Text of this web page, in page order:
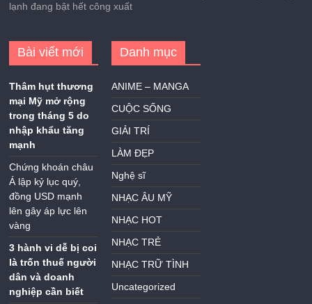
lạnh đang bật hết công xuất
Bài viết mới
Thâm hụt thương
mại Mỹ mở rộng
trong tháng 5 do
nhập khẩu tăng
mạnh
Chứng khoán châu
Á lập kỷ lục quý,
đồng USD mạnh
lên gây áp lực lên
vàng
3 hành vi dễ bị coi
là trốn thuế người
dân và doanh
nghiệp cần biết
Danh mục
ANIME – MANGA
CUỘC SỐNG
GIẢI TRÍ
LÀM ĐẸP
Nghệ sĩ
NHẠC ÂU MỸ
NHẠC HOT
NHẠC TRẺ
NHẠC TRỮ TÌNH
Uncategorized